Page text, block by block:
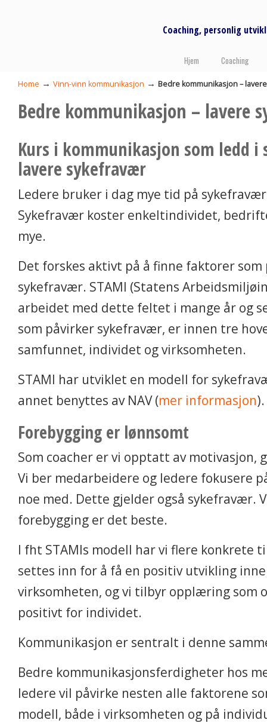
Coaching, personlig
Hjem Coaching
Home → Vinn-vinn kommunikasjon → Bedre kommunikasjon –
Bedre kommunikasjon – lavere
Kurs i kommunikasjon som ledd i
lavere sykefravær
Ledere bruker i dag mye tid på
Sykefravær koster enkeltindividet,
mye.
Det forskes aktivt på å finne faktorer som
sykefravær. STAMI (Statens
arbeidet med dette feltet i mange år og
som påvirker sykefravær, er innen tre
samfunnet, individet og virksomheten.
STAMI har utviklet en modell for
annet benyttes av NAV (mer informasjon).
Forebygging er lønnsomt
Som coacher er vi opptatt av motivasjon,
Vi ber medarbeidere og ledere fokusere
noe med. Dette gjelder også sykefravær.
forebygging er det beste.
I fht STAMIs modell har vi flere konkrete
settes inn for å få en positiv utvikling
virksomheten, og vi tilbyr opplæring som
positivt for individet.
Kommunikasjon er sentralt i denne
Bedre kommunikasjonsferdigheter hos
ledere vil påvirke nesten alle faktorene
modell, både i virksomheten og på